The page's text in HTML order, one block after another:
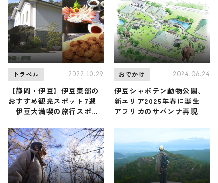
厚バターサンドとリンゴの
ドリンクで優雅な冬のティ
ータイムを
火で淹れたコーヒーを楽し
もう
トラベル 2022.10.29
【静岡・伊豆】伊豆東部の
おすすめ観光スポット7選
｜伊豆大満喫の旅行スポッ
おでかけ 2024.06.24
伊豆シャボテン動物公園、
新エリア2025年春に誕生
アフリカのサバンナ再現